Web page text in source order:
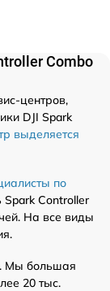
Combo
центров,
DJI Spark
выделяется
по
Spark Controller
На все виды
Мы большая
20 тыс.